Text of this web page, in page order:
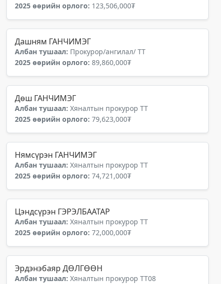
2025 өөрийн орлого: 123,506,000₮
Дашням ГАНЧИМЭГ
Албан тушаал: Прокурор/ангилал/ ТТ
2025 өөрийн орлого: 89,860,000₮
Дөш ГАНЧИМЭГ
Албан тушаал: Хяналтын прокурор ТТ
2025 өөрийн орлого: 79,623,000₮
Нямсүрэн ГАНЧИМЭГ
Албан тушаал: Хяналтын прокурор ТТ
2025 өөрийн орлого: 74,721,000₮
Цэндсүрэн ГЭРЭЛБААТАР
Албан тушаал: Хяналтын прокурор ТТ
2025 өөрийн орлого: 72,000,000₮
Эрдэнэбаяр ДӨЛГӨӨН
Албан тушаал: Хяналтын прокурор ТТ08